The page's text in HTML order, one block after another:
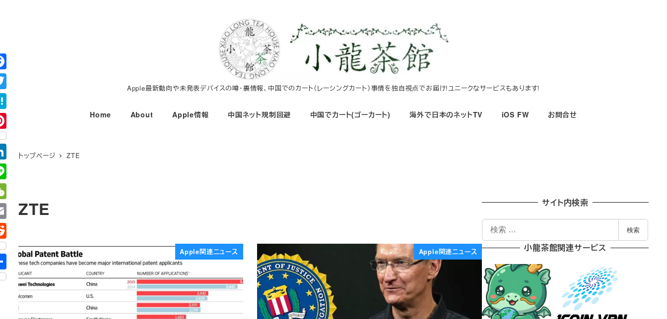
コ
ン
テ
ン
ツ
へ
移
動
Apple最新動向や未発表デバイスの噂・裏情報、中国でのカート（レーシングカート）事情を独自視点でお届け!ユニークなサービスもあります!
Home About Apple情報 中国ネット規制回避 中国でカート(ゴーカート) 海外で日本のネットTV iOS FW お問合せ
トップページ ZTE
ZTE
Apple関連ニュース Apple関連ニュース
サイト内検索
索
検索
小龍茶館関連サービス